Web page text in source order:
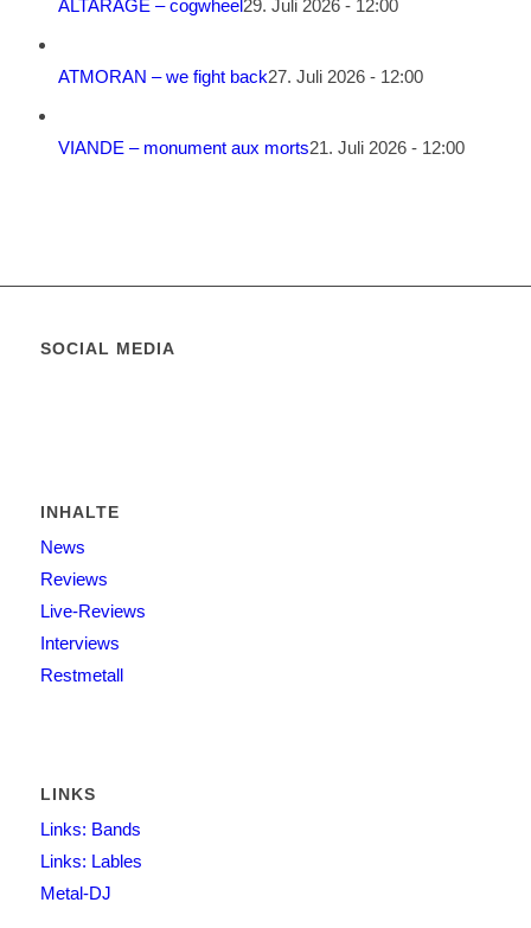
ALTARAGE – cogwheel29. Juli 2026 - 12:00
ATMORAN – we fight back27. Juli 2026 - 12:00
VIANDE – monument aux morts21. Juli 2026 - 12:00
SOCIAL MEDIA
INHALTE
News
Reviews
Live-Reviews
Interviews
Restmetall
LINKS
Links: Bands
Links: Lables
Metal-DJ